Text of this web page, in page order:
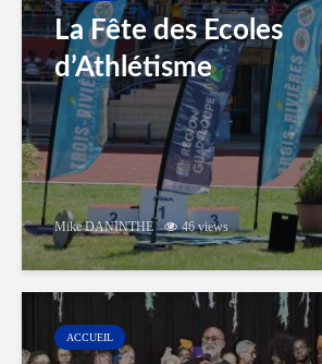
La Fête des Ecoles
d’Athlétisme
Mike DANINTHE 46 views
ACCUEIL